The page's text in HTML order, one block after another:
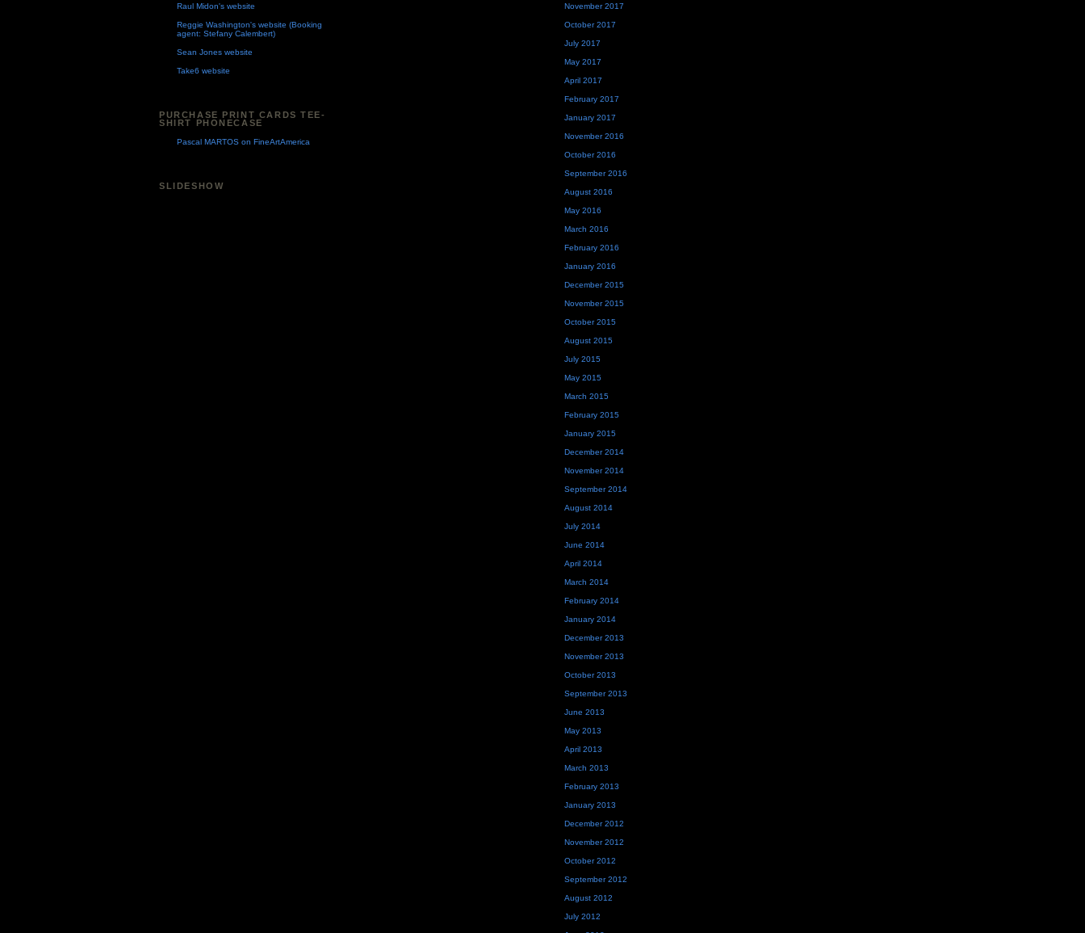
Raul Midon's website
Reggie Washington's website (Booking
agent: Stefany Calembert)
Sean Jones website
Take6 website
PURCHASE PRINT CARDS TEE-
SHIRT PHONECASE
Pascal MARTOS on FineArtAmerica
SLIDESHOW
November 2017
October 2017
July 2017
May 2017
April 2017
February 2017
January 2017
November 2016
October 2016
September 2016
August 2016
May 2016
March 2016
February 2016
January 2016
December 2015
November 2015
October 2015
August 2015
July 2015
May 2015
March 2015
February 2015
January 2015
December 2014
November 2014
September 2014
August 2014
July 2014
June 2014
April 2014
March 2014
February 2014
January 2014
December 2013
November 2013
October 2013
September 2013
June 2013
May 2013
April 2013
March 2013
February 2013
January 2013
December 2012
November 2012
October 2012
September 2012
August 2012
July 2012